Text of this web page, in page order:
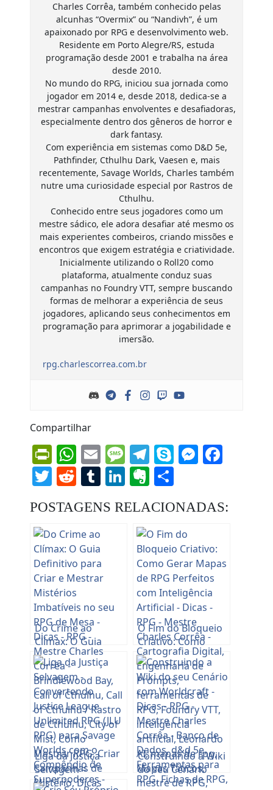
Charles Corrêa, também conhecido pelas
alcunhas “Overmix” ou “Nandivh”, é um
apaixonado por RPG e desenvolvimento web.
Residente em Porto Alegre/RS, estuda
programação desde 2001 e trabalha na área
desde 2010.
No mundo do RPG, iniciou sua jornada como
jogador em 2014 e, desde 2018, dedica-se a
mestrar campanhas envolventes e desafiadoras,
especialmente dentro dos gêneros de horror e
dark fantasy.
Com experiência em sistemas como D&D 5e,
Pathfinder, Cthulhu Dark, Vaesen e, mais
recentemente, Savage Worlds, Charles também
nutre uma curiosidade especial por Rastros de
Cthulhu.
Conhecido entre seus jogadores como um
mestre sádico, ele adora desafiar até mesmo os
mais experientes combeiros, criando missões e
encontros que exigem estratégia e criatividade.
Inicialmente utilizando o Roll20 como
plataforma, atualmente conduz suas
campanhas no Foundry VTT, sempre buscando
formas de melhorar a experiência de seus
jogadores, aplicando seus conhecimentos em
programação para aprimorar a jogabilidade e
imersão.
rpg.charlescorrea.com.br
Compartilhar
PrintFriendly
WhatsApp
EmailMessage
Telegram
Skype
Twitter
Reddit
Tumblr
LinkedIn
Evernote
POSTAGENS RELACIONADAS:
Do Crime ao
Clímax: O Guia
Definitivo para
Criar e Mestrar
Mistérios
Imbatíveis no seu
RPG de Mesa
O Fim do Bloqueio
Criativo: Como
Gerar Mapas de
RPG Perfeitos com
Inteligência
Artificial
Liga da Justiça
Selvagem –
Convertendo
Construindo a Wiki
do seu Cenário
com Worldcraft